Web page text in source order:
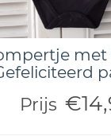
met
Prijs